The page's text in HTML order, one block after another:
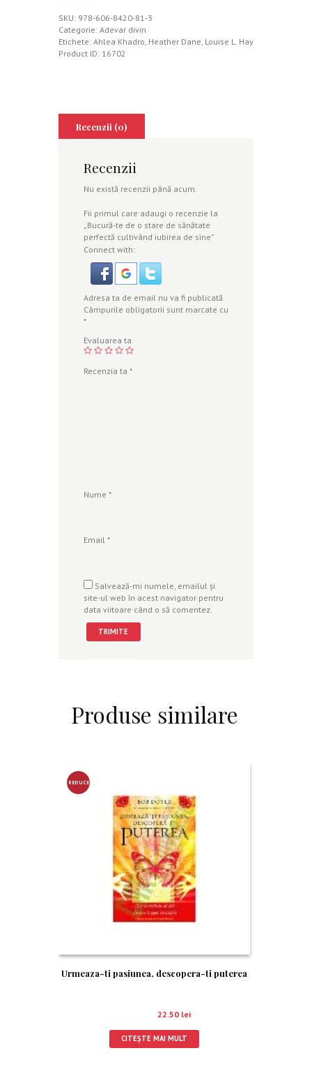
SKU: 978-606-8420-81-3
Categorie: Adevar divin
Etichete: Ahlea Khadro, Heather Dane, Louise L. Hay
Product ID: 16702
Recenzii (0)
Recenzii
Nu există recenzii până acum.
Fii primul care adaugi o recenzie la
„Bucură-te de o stare de sănătate
perfectă cultivând iubirea de sine”
Connect with:
Adresa ta de email nu va fi publicată.
Câmpurile obligatorii sunt marcate cu
*
Evaluarea ta
Recenzia ta *
Nume *
Email *
Salvează-mi numele, emailul și
site-ul web în acest navigator pentru
data viitoare când o să comentez.
Produse similare
REDUCE
Urmeaza-ti pasiunea, descopera-ti puterea
22.50 lei
CITEȘTE MAI MULT